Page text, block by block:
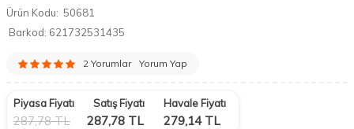
Ürün Kodu: 50681
Barkod: 621732531435
2 Yorumlar Yorum Yap
Piyasa Fiyatı
287,78TL
Satış Fiyatı
287,78 TL
Havale Fiyatı
279,14TL